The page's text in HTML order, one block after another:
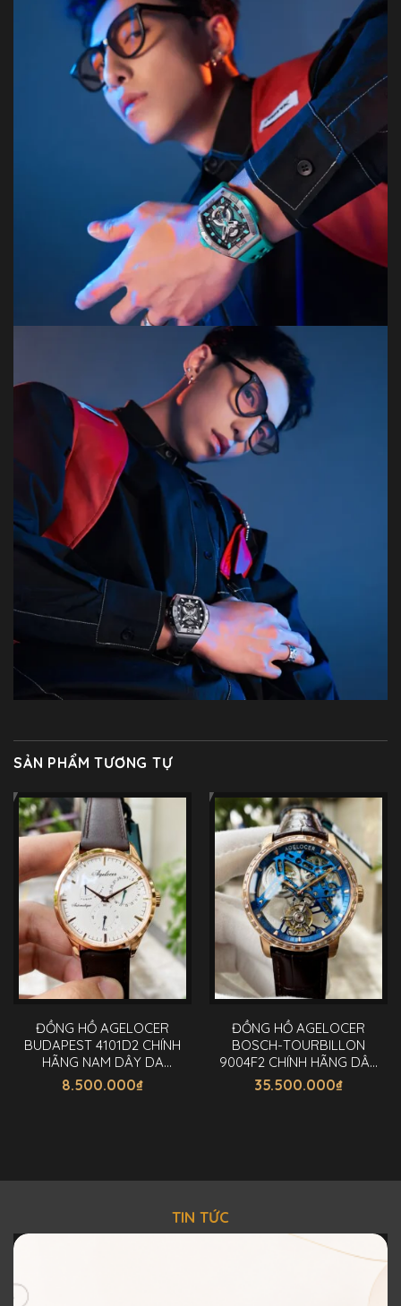
SẢN PHẨM TƯƠNG TỰ
ĐỒNG HỒ AGELOCER
BUDAPEST 4101D2 CHÍNH
HÃNG NAM DÂY DA
40MM
8.500.000₫
ĐỒNG HỒ AGELOCER
BOSCH-TOURBILLON
9004F2 CHÍNH HÃNG DÂY
DA 40MM
35.500.000₫
TIN TỨC